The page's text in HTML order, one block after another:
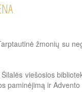
žmonių su
viešosios
paminėjimą ir